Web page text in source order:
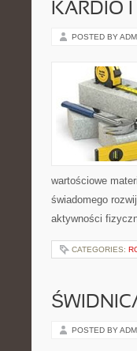
KARDIO
POSTED BY
wartościowe
świadomego
aktywności
CATEGORIES:
POSTED BY